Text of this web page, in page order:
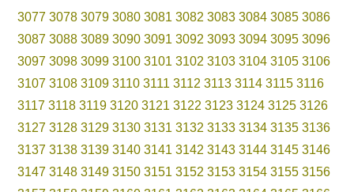
3077 3078 3079 3080 3081 3082 3083 3084 3085 3086
3087 3088 3089 3090 3091 3092 3093 3094 3095 3096
3097 3098 3099 3100 3101 3102 3103 3104 3105 3106
3107 3108 3109 3110 3111 3112 3113 3114 3115 3116
3117 3118 3119 3120 3121 3122 3123 3124 3125 3126
3127 3128 3129 3130 3131 3132 3133 3134 3135 3136
3137 3138 3139 3140 3141 3142 3143 3144 3145 3146
3147 3148 3149 3150 3151 3152 3153 3154 3155 3156